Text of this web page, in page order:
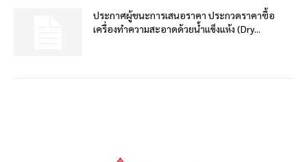
ประกาศผู้ชนะการเสนอราคา ประกวดราคาซื้อ
เครื่องทำความสะอาดด้วยน้ำแข็งแห้ง (Dry...